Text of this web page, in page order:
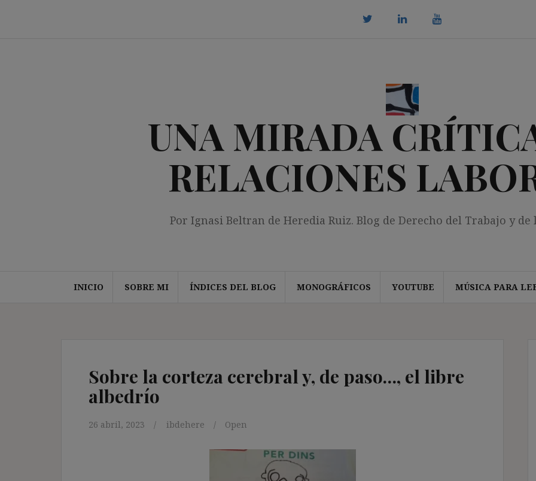
UNA MIRADA
RELACIONES
Por Ignasi Beltran de Heredia Ruiz. Blog de Derecho del Trabajo y de
INICIO SOBRE MI ÍNDICES DEL BLOG MONOGRÁFICOS YOUTUBE MÚSICA PARA
Sobre la corteza cerebral y, de paso…, el libre
albedrío
26 abril, 2023 ibdehere Open